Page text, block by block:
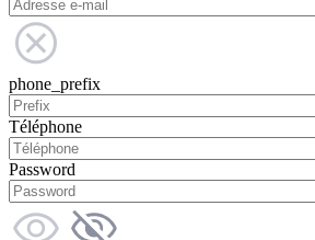
phone_prefix
Téléphone
Password